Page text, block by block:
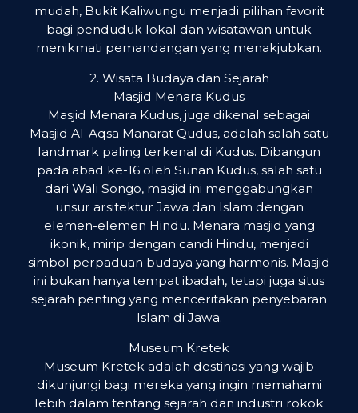
mudah, Bukit Kaliwungu menjadi pilihan favorit
bagi penduduk lokal dan wisatawan untuk
menikmati pemandangan yang menakjubkan.
2. Wisata Budaya dan Sejarah
Masjid Menara Kudus
Masjid Menara Kudus, juga dikenal sebagai
Masjid Al-Aqsa Manarat Qudus, adalah salah satu
landmark paling terkenal di Kudus. Dibangun
pada abad ke-16 oleh Sunan Kudus, salah satu
dari Wali Songo, masjid ini menggabungkan
unsur arsitektur Jawa dan Islam dengan
elemen-elemen Hindu. Menara masjid yang
ikonik, mirip dengan candi Hindu, menjadi
simbol perpaduan budaya yang harmonis. Masjid
ini bukan hanya tempat ibadah, tetapi juga situs
sejarah penting yang menceritakan penyebaran
Islam di Jawa.
Museum Kretek
Museum Kretek adalah destinasi yang wajib
dikunjungi bagi mereka yang ingin memahami
lebih dalam tentang sejarah dan industri rokok